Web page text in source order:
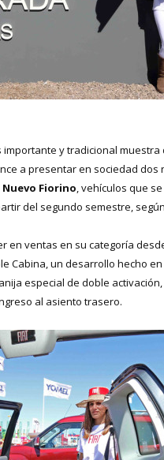
importante y tradicional
a presentar en sociedad
Nuevo Fiorino, vehículos que
del segundo semestre,
en ventas en su categoría
Cabina, un desarrollo hecho
especial de doble
al asiento trasero.